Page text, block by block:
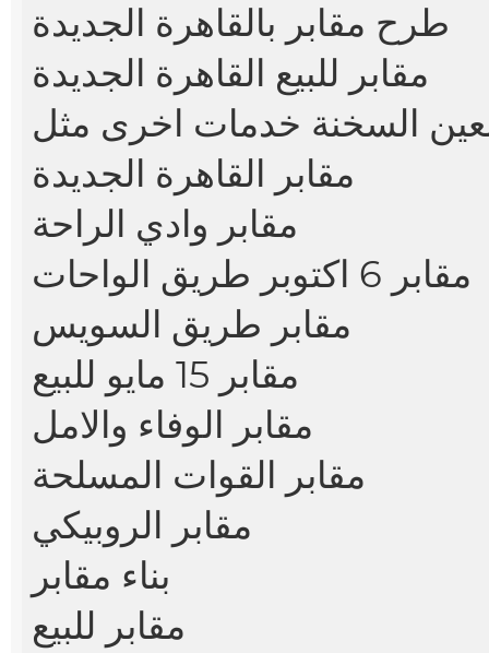
طرح مقابر بالقاهرة الجديدة
مقابر للبيع القاهرة الجديدة
السخنة
مقابر القاهرة الجديدة
مقابر وادي الراحة
مقابر 6 اكتوبر طريق الواحات
مقابر طريق السويس
مقابر 15 مايو للبيع
مقابر الوفاء والامل
مقابر القوات المسلحة
مقابر الروبيكي
بناء مقابر
مقابر للبيع